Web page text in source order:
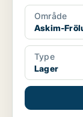
Område
Askim-
Type
Lager